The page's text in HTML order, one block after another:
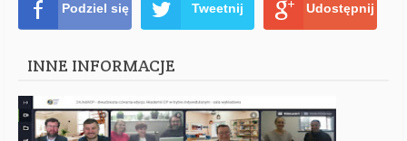
Podziel się Tweetnij Udostępnij
INNE INFORMACJE